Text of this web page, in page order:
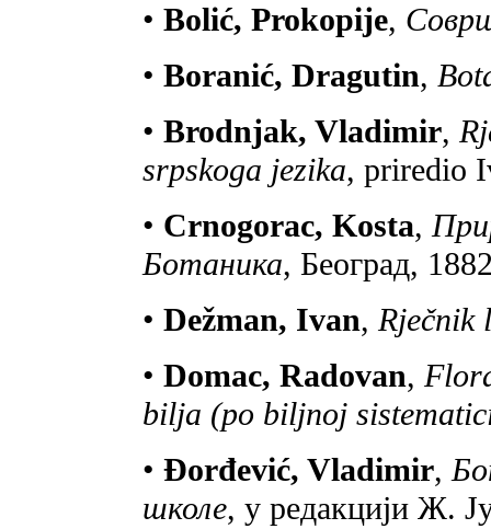
• Bolić, Prokopije,
• Boranić, Dragutin,
• Brodnjak, Vladimir,
srpskoga jezika, priredio
• Crnogorac, Kosta,
Ботаника, Београд,
• Dežman, Ivan, Rječnik
• Domac, Radovan,
bilja (po biljnoj
• Đorđević, Vladimir,
школе, у редакцији Ж.